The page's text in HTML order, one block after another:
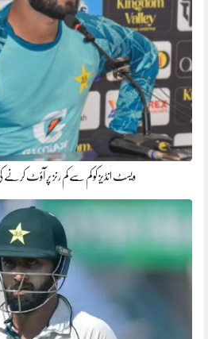
ویسٹ انڈیز کو کم سے کم رنز پر آؤٹ